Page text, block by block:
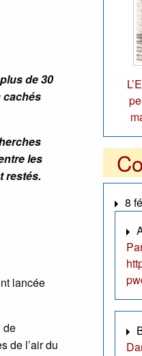
de 30
cachés
les
restés.
lancée
de
de l’air du
8